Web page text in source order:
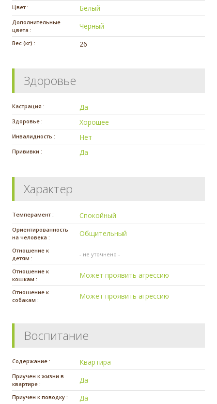
Цвет : Белый
Дополнительные
цвета :
Черный
Вес (кг) : 26
Здоровье
Кастрация : Да
Здоровье : Хорошее
Инвалидность : Нет
Прививки : Да
Характер
Темперамент : Спокойный
Ориентированность
на человека :
Общительный
Отношение к
детям :
- не уточнено -
Отношение к
кошкам :
Может проявить агрессию
Отношение к
собакам :
Может проявить агрессию
Воспитание
Содержание : Квартира
Приучен к жизни в
квартире :
Да
Приучен к поводку : Да